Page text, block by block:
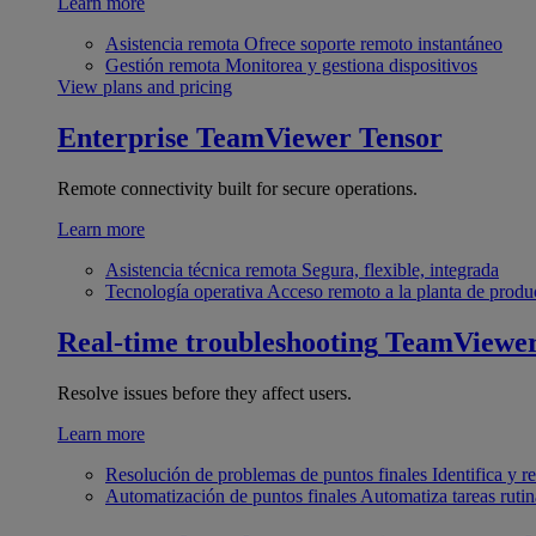
Asistencia remota Ofrece soporte remoto instantáneo
Gestión remota Monitorea y gestiona dispositivos
View plans and pricing
Enterprise TeamViewer Tensor
Remote connectivity built for secure operations.
Learn more
Asistencia técnica remota Segura, flexible, integrada
Tecnología operativa Acceso remoto a la planta de
Real-time troubleshooting
Resolve issues before they affect users.
Learn more
Resolución de problemas de puntos finales Identifica y
Automatización de puntos finales Automatiza tareas